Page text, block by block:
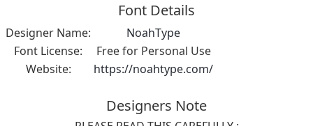
Font Details
Designer Name:
NoahType
Font License:
Free for Personal Use
Website:
https://noahtype.com/
Designers Note